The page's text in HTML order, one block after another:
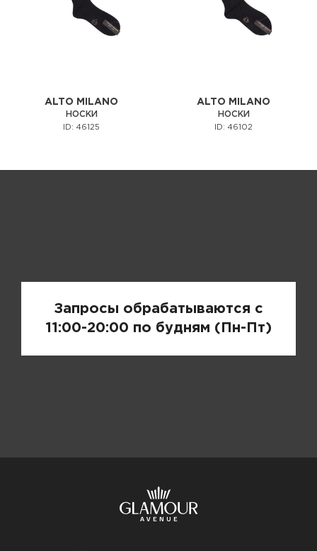
ALTO MILANO
НОСКИ
ID: 46125
ALTO MILANO
НОСКИ
ID: 46102
Запросы обрабатываются с
11:00-20:00 по будням (Пн-Пт)